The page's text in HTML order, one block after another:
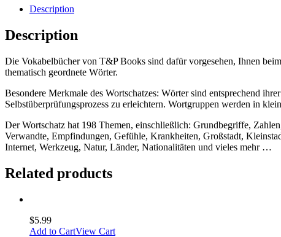
Description
Description
Die Vokabelbücher von T&P Books sind dafür vorgesehen, Ihnen
thematisch geordnete Wörter.
Besondere Merkmale des Wortschatzes: Wörter sind entsprechend
Selbstüberprüfungsprozess zu erleichtern. Wortgruppen werden in
Der Wortschatz hat 198 Themen, einschließlich: Grundbegriffe,
Verwandte, Empfindungen, Gefühle, Krankheiten, Großstadt,
Internet, Werkzeug, Natur, Länder, Nationalitäten und vieles mehr …
Related products
$5.99
Add to CartView Cart